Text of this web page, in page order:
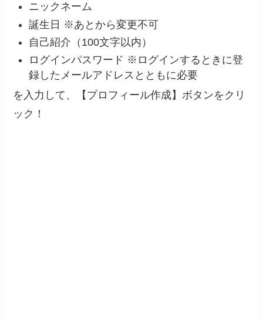
ニックネーム
誕生日 ※あとから変更不可
自己紹介（100文字以内）
ログインパスワード ※ログインするときに登
録したメールアドレスとともに必要
を入力して、【プロフィール作成】ボタンをクリ
ック！